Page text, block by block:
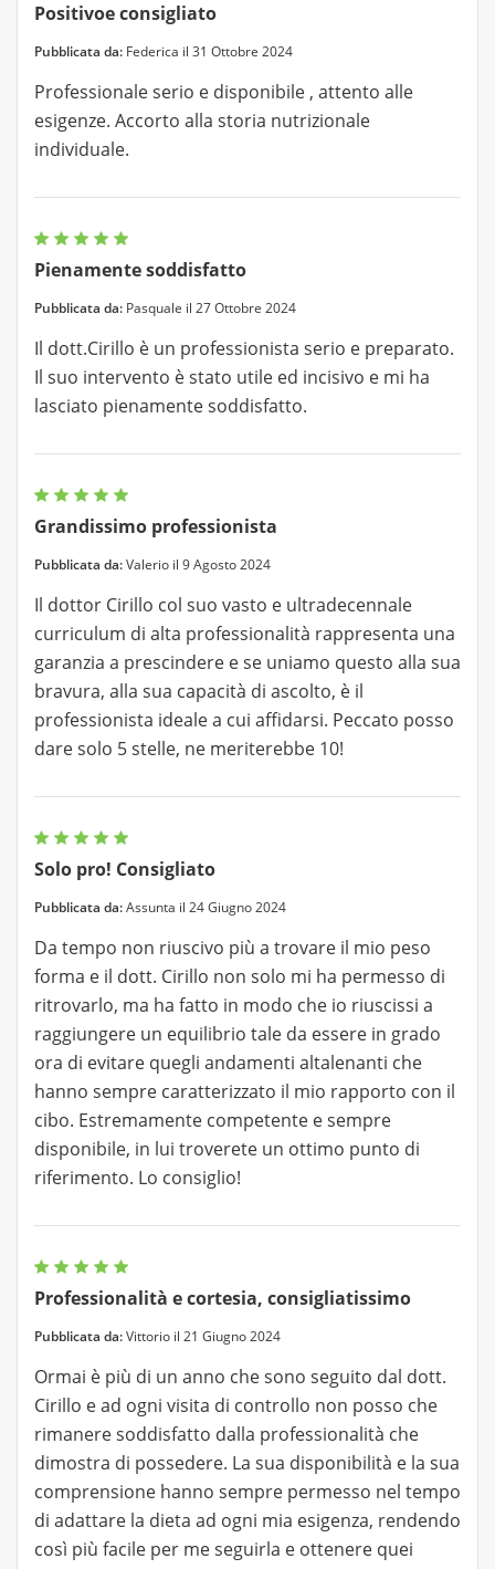
Positivoe consigliato
Pubblicata da: Federica il 31 Ottobre 2024
Professionale serio e disponibile , attento alle
esigenze. Accorto alla storia nutrizionale
individuale.
Pienamente soddisfatto
Pubblicata da: Pasquale il 27 Ottobre 2024
Il dott.Cirillo è un professionista serio e preparato.
Il suo intervento è stato utile ed incisivo e mi ha
lasciato pienamente soddisfatto.
Grandissimo professionista
Pubblicata da:Valerio il 9 Agosto 2024
Il dottor Cirillo col suo vasto e ultradecennale
curriculum di alta professionalità rappresenta una
garanzia a prescindere e se uniamo questo alla sua
bravura, alla sua capacità di ascolto, è il
professionista ideale a cui affidarsi. Peccato posso
dare solo 5 stelle, ne meriterebbe 10!
Solo pro! Consigliato
Pubblicata da:Assunta il 24 Giugno 2024
Da tempo non riuscivo più a trovare il mio peso
forma e il dott. Cirillo non solo mi ha permesso di
ritrovarlo, ma ha fatto in modo che io riuscissi a
raggiungere un equilibrio tale da essere in grado
ora di evitare quegli andamenti altalenanti che
hanno sempre caratterizzato il mio rapporto con il
cibo. Estremamente competente e sempre
disponibile, in lui troverete un ottimo punto di
riferimento. Lo consiglio!
Professionalità e cortesia, consigliatissimo
Pubblicata da:Vittorio il 21 Giugno 2024
Ormai è più di un anno che sono seguito dal dott.
Cirillo e ad ogni visita di controllo non posso che
rimanere soddisfatto dalla professionalità che
dimostra di possedere. La sua disponibilità e la sua
comprensione hanno sempre permesso nel tempo
di adattare la dieta ad ogni mia esigenza, rendendo
così più facile per me seguirla e ottenere quei